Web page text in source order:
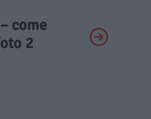
come
2